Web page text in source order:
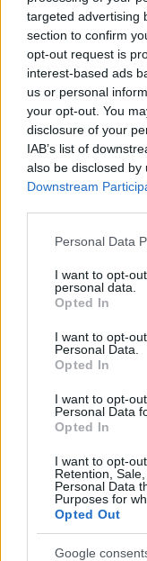
targeted advertising
section to confirm
opt-out request is
interest-based ads
us or personal
your opt-out. You
disclosure of your
IAB’s list of
also be disclosed
Downstream
Please note that
not limited to your
grant or deny
use your data for
consent section.
Personal Data
I want to opt-
personal data.
Opted In
I want to opt-
Personal Data.
Opted In
I want to opt-
Personal Data
Opted In
I want to opt-
Retention,
Personal Data
Purposes for
Opted Out
Google